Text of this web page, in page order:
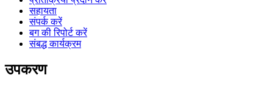
सहायता
संपर्क करें
बग की रिपोर्ट करें
संबद्ध कार्यक्रम
उपकरण